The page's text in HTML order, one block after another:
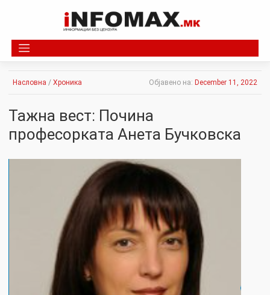
Насловна / Хроника Објавено на: December 11, 2022
Тажна вест: Почина
професорката Анета Бучковска